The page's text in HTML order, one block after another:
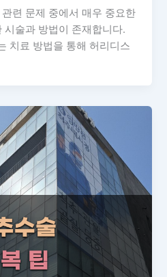
련 문제 중에서 매우 중요한
시술과 방법이 존재합니다.
치료 방법을 통해 허리디스